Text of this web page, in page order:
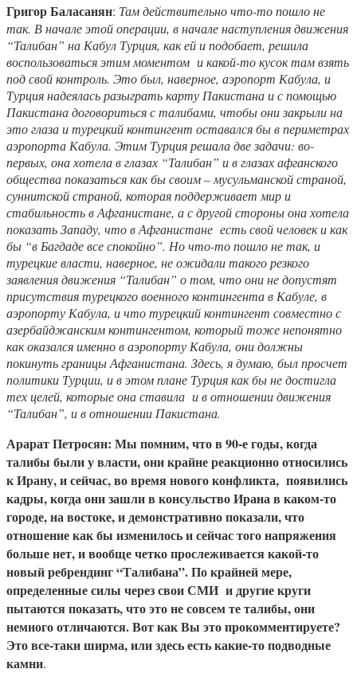
Григор Баласанян: Там действительно что-то пошло не
так. В начале этой операции, в начале наступления движения
“Талибан” на Кабул Турция, как ей и подобает, решила
воспользоваться этим моментом и какой-то кусок там взять
под свой контроль. Это был, наверное, аэропорт Кабула, и
Турция надеялась разыграть карту Пакистана и с помощью
Пакистана договориться с талибами, чтобы они закрыли на
это глаза и турецкий контингент оставался бы в периметрах
аэропорта Кабула. Этим Турция решала две задачи: во-
первых, она хотела в глазах “Талибан” и в глазах афганского
общества показаться как бы своим – мусульманской страной,
суннитской страной, которая поддерживает мир и
стабильность в Афганистане, а с другой стороны она хотела
показать Западу, что в Афганистане есть свой человек и как
бы “в Багдаде все спокойно”. Но что-то пошло не так, и
турецкие власти, наверное, не ожидали такого резкого
заявления движения “Талибан” о том, что они не допустят
присутствия турецкого военного контингента в Кабуле, в
аэропорту Кабула, и что турецкий контингент совместно с
азербайджанским контингентом, который тоже непонятно
как оказался именно в аэропорту Кабула, они должны
покинуть границы Афганистана. Здесь, я думаю, был просчет
политики Турции, и в этом плане Турция как бы не достигла
тех целей, которые она ставила и в отношении движения
“Талибан”, и в отношении Пакистана.
Арарат Петросян: Мы помним, что в 90-е годы, когда
талибы были у власти, они крайне реакционно относились
к Ирану, и сейчас, во время нового конфликта, появились
кадры, когда они зашли в консульство Ирана в каком-то
городе, на востоке, и демонстративно показали, что
отношение как бы изменилось и сейчас того напряжения
больше нет, и вообще четко прослеживается какой-то
новый ребрендинг “Талибана”. По крайней мере,
определенные силы через свои СМИ и другие круги
пытаются показать, что это не совсем те талибы, они
немного отличаются. Вот как Вы это прокомментируете?
Это все-таки ширма, или здесь есть какие-то подводные
камни.